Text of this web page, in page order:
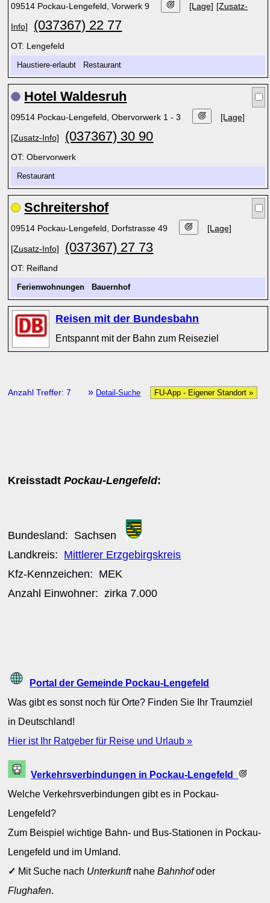
09514 Pockau-Lengefeld, Vorwerk 9 [Lage] [Zusatz-
Info] (037367) 22 77
OT: Lengefeld
Haustiere-erlaubt Restaurant
Hotel Waldesruh
09514 Pockau-Lengefeld, Obervorwerk 1 - 3 [Lage]
[Zusatz-Info] (037367) 30 90
OT: Obervorwerk
Restaurant
Schreitershof
09514 Pockau-Lengefeld, Dorfstrasse 49 [Lage]
[Zusatz-Info] (037367) 27 73
OT: Reifland
Ferienwohnungen Bauernhof
Reisen mit der Bundesbahn
Entspannt mit der Bahn zum Reiseziel
Anzahl Treffer: 7 » Detail-Suche FU-App - Eigener Standort »
KreisstadtPockau-Lengefeld:
Bundesland: Sachsen
Landkreis: Mittlerer Erzgebirgskreis
Kfz-Kennzeichen: MEK
Anzahl Einwohner: zirka 7.000
Portal der Gemeinde Pockau-Lengefeld
Was gibt es sonst noch für Orte? Finden Sie Ihr Traumziel
in Deutschland!
Hier ist Ihr Ratgeber für Reise und Urlaub »
Verkehrsverbindungen in Pockau-Lengefeld
Welche Verkehrsverbindungen gibt es in Pockau-
Lengefeld?
Zum Beispiel wichtige Bahn- und Bus-Stationen in Pockau-
Lengefeld und im Umland.
✓ Mit Suche nach UnterkunftnaheBahnhofoder
Flughafen.